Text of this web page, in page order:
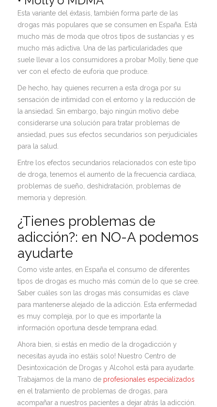
Esta variante del éxtasis, también forma parte de las
drogas más populares que se consumen en España. Está
mucho más de moda que otros tipos de sustancias y es
mucho más adictiva. Una de las particularidades que
suele llevar a los consumidores a probar Molly, tiene que
ver con el efecto de euforia que produce.
De hecho, hay quienes recurren a esta droga por su
sensación de intimidad con el entorno y la reducción de
la ansiedad. Sin embargo, bajo ningún motivo debe
considerarse una solución para tratar problemas de
ansiedad, pues sus efectos secundarios son perjudiciales
para la salud.
Entre los efectos secundarios relacionados con este tipo
de droga, tenemos el aumento de la frecuencia cardíaca,
problemas de sueño, deshidratación, problemas de
memoria y depresión.
¿Tienes problemas de
adicción?: en NO-A podemos
ayudarte
Como viste antes, en España el consumo de diferentes
tipos de drogas es mucho más común de lo que se cree.
Saber cuáles son las drogas más consumidas es clave
para mantenerse alejado de la adicción. Esta enfermedad
es muy compleja, por lo que es importante la
información oportuna desde temprana edad.
Ahora bien, si estás en medio de la drogadicción y
necesitas ayuda ¡no estáis solo! Nuestro Centro de
Desintoxicación de Drogas y Alcohol está para ayudarte.
Trabajamos de la mano de profesionales especializados
en el tratamiento de problemas de drogas, para
acompañar a nuestros pacientes a dejar atrás la adicción.